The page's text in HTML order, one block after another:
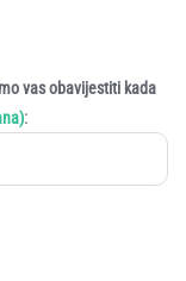
vas obavijestiti kada
: